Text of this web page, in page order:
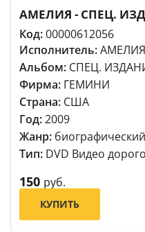
АМЕЛИЯ - СПЕЦ.
Код:00000612056
Исполнитель:АМЕЛИЯ
Альбом: СПЕЦ.
Фирма: ГЕМИНИ
Страна: США
Год:2009
Жанр:
Тип: DVD Видео
150 руб.
КУПИТЬ